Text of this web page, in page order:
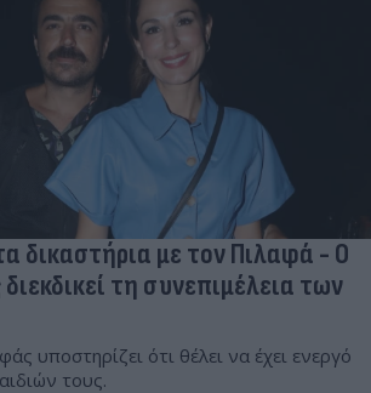
δικαστήρια με τον Πιλαφά - Ο
τη συνεπιμέλεια των
υποστηρίζει ότι θέλει να έχει ενεργό
τους.